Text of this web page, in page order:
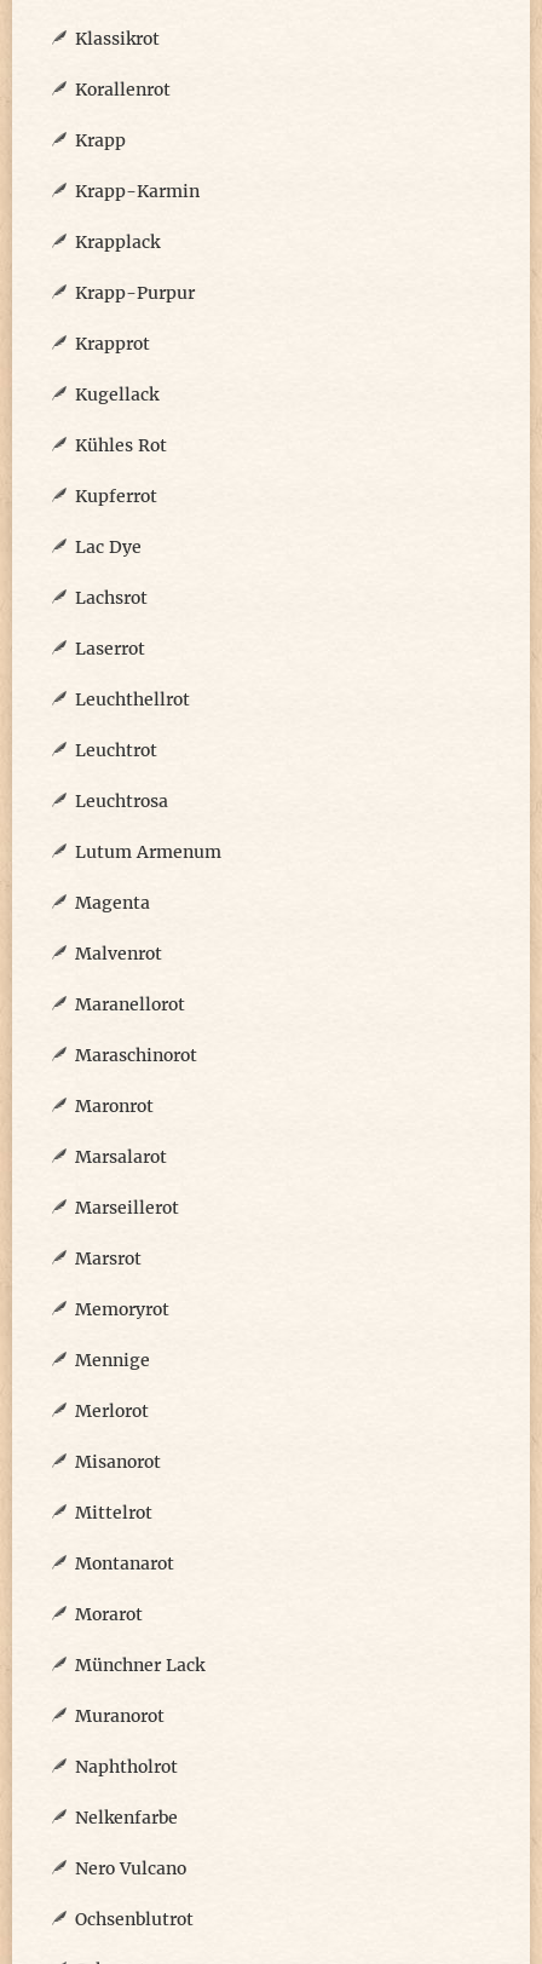
Klassikrot
Korallenrot
Krapp
Krapp-Karmin
Krapplack
Krapp-Purpur
Krapprot
Kugellack
Kühles Rot
Kupferrot
Lac Dye
Lachsrot
Laserrot
Leuchthellrot
Leuchtrot
Leuchtrosa
Lutum Armenum
Magenta
Malvenrot
Maranellorot
Maraschinorot
Maronrot
Marsalarot
Marseillerot
Marsrot
Memoryrot
Mennige
Merlorot
Misanorot
Mittelrot
Montanarot
Morarot
Münchner Lack
Muranorot
Naphtholrot
Nelkenfarbe
Nero Vulcano
Ochsenblutrot